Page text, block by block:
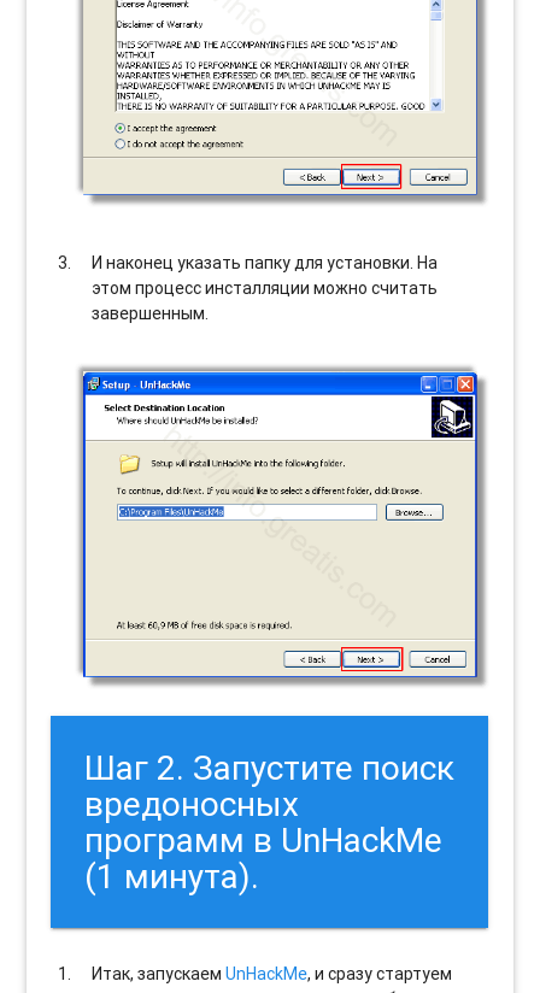
И наконец указать папку для установки. На
этом процесс инсталляции можно считать
завершенным.
Шаг 2. Запустите поиск
вредоносных
программ в UnHackMe
(1 минута).
Итак, запускаемUnHackMe, и сразу стартуем